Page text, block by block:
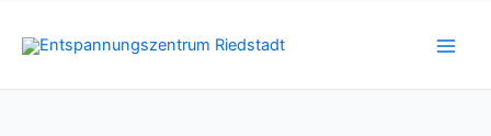
Inhalt